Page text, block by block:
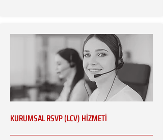
KURUMSAL RSVP (LCV) HİZMETİ